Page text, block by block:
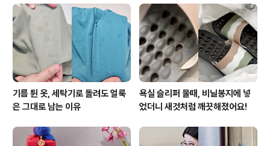
고요. 혼자 쓰기에 충분한 사이즈라 일상용으로는 불편함
없이 사용 가능해요. 또, 갑자기 비 올 때 꺼내 쓰기 좋고 햇
빛 강한 날에는 양산처럼 쓰기에도 괜찮아요. 99...
기름 튄 옷, 세탁기로 돌려도 얼룩
은 그대로 남는 이유
욕실 슬리퍼 물때, 비닐봉지에 넣
었더니 새것처럼 깨끗해졌어요!